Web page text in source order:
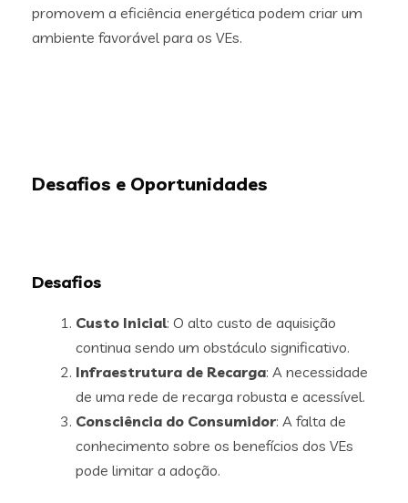
promovem a eficiência energética podem criar um
ambiente favorável para os VEs.
Desafios e Oportunidades
Desafios
Custo Inicial: O alto custo de aquisição
continua sendo um obstáculo significativo.
Infraestrutura de Recarga: A necessidade
de uma rede de recarga robusta e acessível.
Consciência do Consumidor: A falta de
conhecimento sobre os benefícios dos VEs
pode limitar a adoção.